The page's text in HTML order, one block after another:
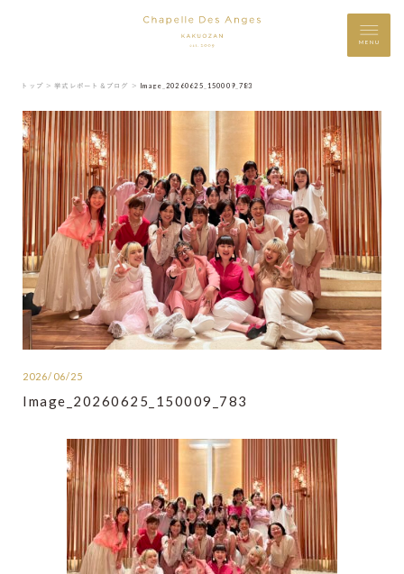
MENU
トップ ＞ 挙式レポート＆ブログ ＞ Image_20260625_150009_783
2026/06/25
Image_20260625_150009_783